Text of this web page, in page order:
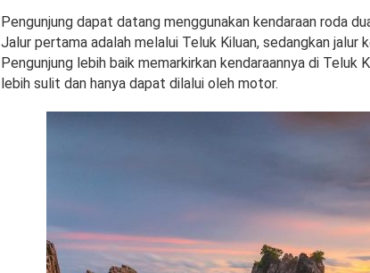
Pengunjung dapat datang menggunakan kendaraan roda
Jalur pertama adalah melalui Teluk Kiluan, sedangkan jalur
Pengunjung lebih baik memarkirkan kendaraannya di Teluk
lebih sulit dan hanya dapat dilalui oleh motor.